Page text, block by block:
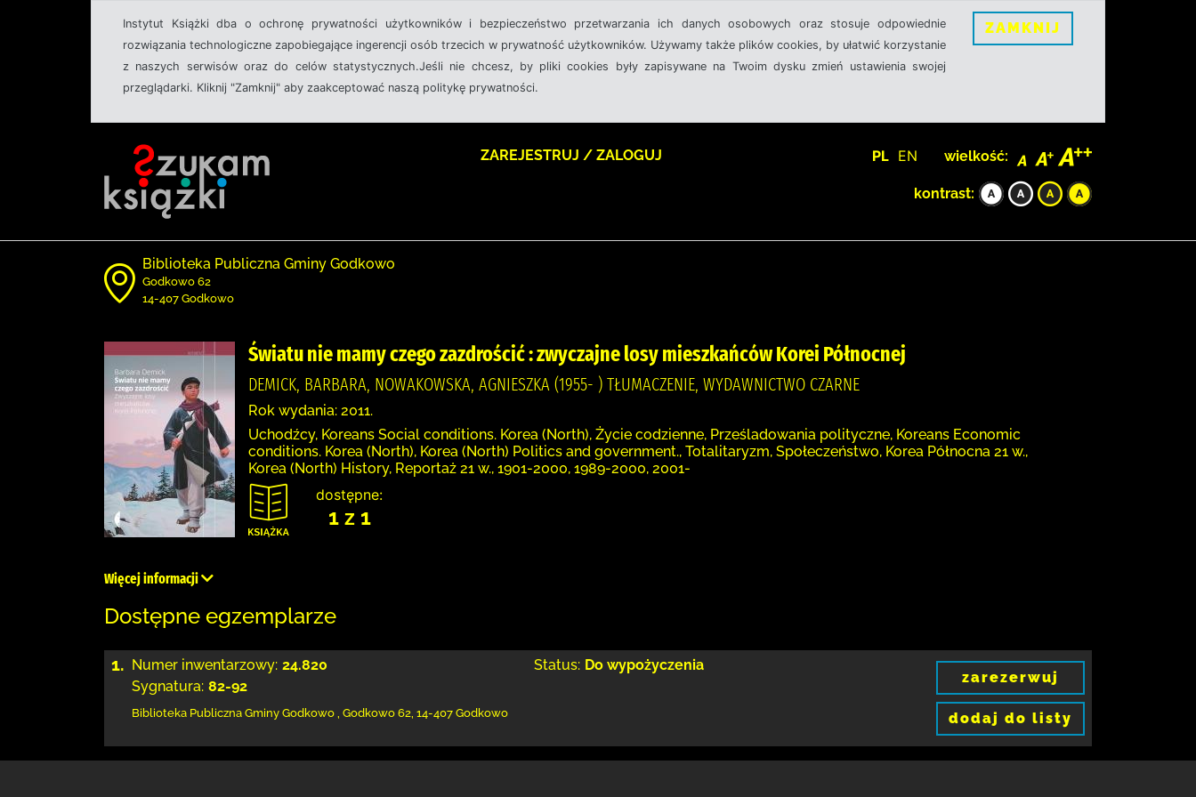
Instytut Książki dba o ochronę prywatności użytkowników i bezpieczeństwo przetwarzania ich danych osobowych oraz stosuje odpowiednie
rozwiązania technologiczne zapobiegające ingerencji osób trzecich w prywatność użytkowników. Używamy także plików cookies, by ułatwić korzystanie
z naszych serwisów oraz do celów statystycznych.Jeśli nie chcesz, by pliki cookies były zapisywane na Twoim dysku zmień ustawienia swojej
przeglądarki. Kliknij "Zamknij" aby zaakceptować naszą politykę prywatności.
ZAMKNIJ
ZAREJESTRUJ / ZALOGUJ PL EN wielkość:
kontrast:
Biblioteka Publiczna Gminy Godkowo
Godkowo 62
14-407 Godkowo
Światu nie mamy czego zazdrościć : zwyczajne losy mieszkańców Korei Północnej
DEMICK, BARBARA, NOWAKOWSKA, AGNIESZKA (1955- ) TŁUMACZENIE, WYDAWNICTWO CZARNE
Rok wydania: 2011.
Uchodźcy, Koreans Social conditions. Korea (North), Życie codzienne, Prześladowania polityczne, Koreans Economic
conditions. Korea (North), Korea (North) Politics and government., Totalitaryzm, Społeczeństwo, Korea Północna 21 w.,
Korea (North) History, Reportaż 21 w., 1901-2000, 1989-2000, 2001-
dostępne:
1 z 1
Więcej informacji
Dostępne egzemplarze
1. Numer inwentarzowy: 24.820
Sygnatura: 82-92
Status: Do wypożyczenia
Biblioteka Publiczna Gminy Godkowo , Godkowo 62, 14-407 Godkowo
zarezerwuj
dodaj do listy